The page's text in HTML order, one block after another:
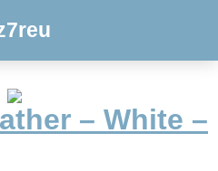
– White –